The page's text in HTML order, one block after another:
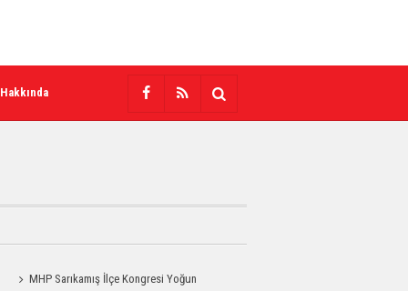
MHP Sarıkamış İlçe Kongresi Yoğun